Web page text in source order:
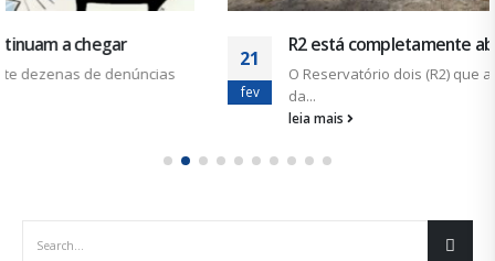
21
R2 está completamente abandonado
O Reservatório dois (R2) que abastece toda a Zona Norte